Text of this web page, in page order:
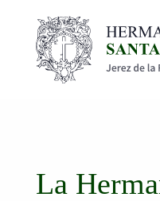
La